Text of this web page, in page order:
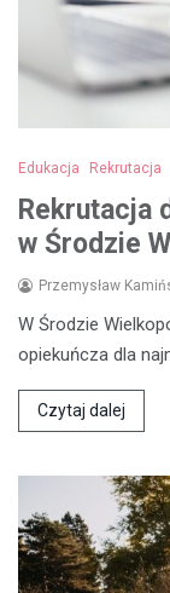
Edukacja Rekrutacja
Rekrutacja
w Środzie
Przemysław
W Środzie
opiekuńcza dla
Czytaj dalej